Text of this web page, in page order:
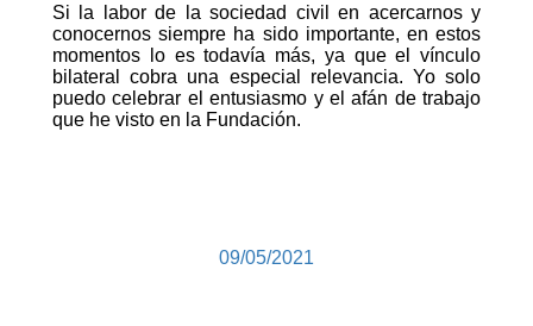
Si la labor de la sociedad civil en acercarnos y
conocernos siempre ha sido importante, en estos
momentos lo es todavía más, ya que el vínculo
bilateral cobra una especial relevancia. Yo solo
puedo celebrar el entusiasmo y el afán de trabajo
que he visto en la Fundación.
09/05/2021